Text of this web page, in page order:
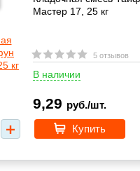
Мастер 17, 25 кг
5 отзывов
В наличии
9,29 руб./шт.
Купить